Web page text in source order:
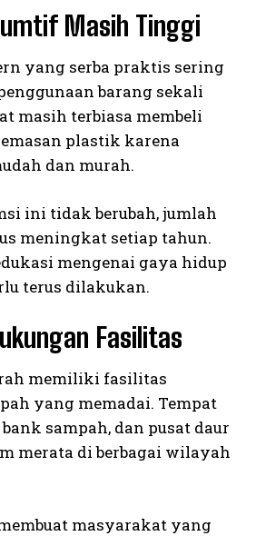
Masih Tinggi
yang serba praktis sering
barang sekali
masih terbiasa membeli
plastik karena
dan murah.
ini tidak berubah, jumlah
meningkat setiap tahun.
mengenai gaya hidup
terus dilakukan.
Fasilitas
memiliki fasilitas
yang memadai. Tempat
sampah, dan pusat daur
merata di berbagai wilayah
masyarakat yang